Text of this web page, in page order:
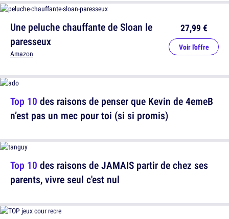
Top 10 des raisons de penser que Kevin de 4emeB
n’est pas un mec pour toi (si si promis)
Une peluche chauffante de Sloan le
paresseux
Amazon
27,99 €
Voir l'offre
Top 10 des raisons de JAMAIS partir de chez ses
parents, vivre seul c'est nul